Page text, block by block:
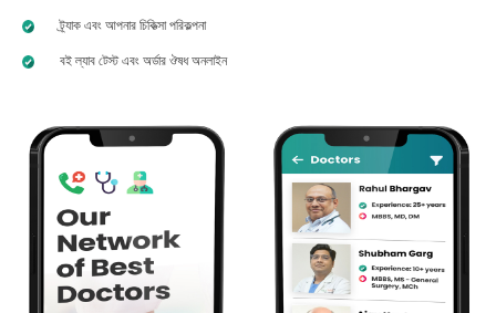
ট্র্যাক এবং আপনার চিকিত্সা পরিকল্পনা
বই ল্যাব টেস্ট এবং অর্ডার ঔষধ অনলাইন